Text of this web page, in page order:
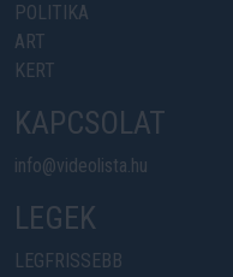
POLITIKA
ART
KERT
KAPCSOLAT
info@videolista.hu
LEGEK
LEGFRISSEBB